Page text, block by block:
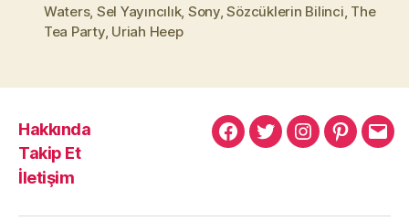
Waters, Sel Yayıncılık, Sony,Sözcüklerin Bilinci, The
Tea Party, Uriah Heep
Hakkında
Takip Et
İletişim
MuratMuratMuratPinterest